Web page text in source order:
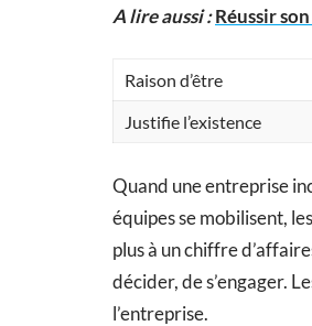
A lire aussi :Réussir
Raison d’être
Justifie l’existence
Quand une entreprise
équipes se mobilisent,
plus à un chiffre
décider, de s’engager.
l’entreprise.